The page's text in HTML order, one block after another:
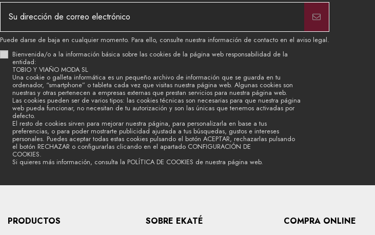
Puede darse de baja en cualquier momento. Para ello, consulte nuestra información de contacto en el aviso legal.
Bienvenida/o a la información básica sobre las cookies de la página web responsabilidad de la
entidad:
TOBIO Y VIAÑO MODA SL
Una cookie o galleta informática es un pequeño archivo de información que se guarda en tu
ordenador, “smartphone” o tableta cada vez que visitas nuestra página web. Algunas cookies son
nuestras y otras pertenecen a empresas externas que prestan servicios para nuestra página web.
Las cookies pueden ser de varios tipos: las cookies técnicas son necesarias para que nuestra página
web pueda funcionar, no necesitan de tu autorización y son las únicas que tenemos activadas por
defecto.
El resto de cookies sirven para mejorar nuestra página, para personalizarla en base a tus
preferencias, o para poder mostrarte publicidad ajustada a tus búsquedas, gustos e intereses
personales. Puedes aceptar todas estas cookies pulsando el botón ACEPTAR, rechazarlas pulsando
el botón RECHAZAR o configurarlas clicando en el apartado CONFIGURACIÓN DE
COOKIES.
Si quieres más información, consulta la POLÍTICA DE COOKIES de nuestra página web.
PRODUCTOS
SOBRE EKATÉ
COMPRA ONLINE